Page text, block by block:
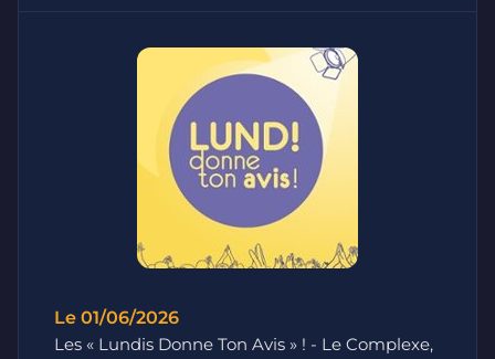
Le 01/06/2026
Les « Lundis Donne Ton Avis » ! - Le Complexe,